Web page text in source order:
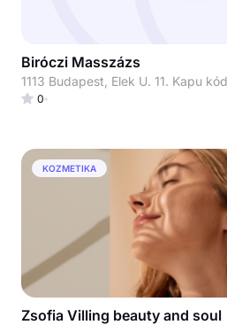
Biróczi Masszázs
1113 Budapest, Elek U. 11. Kapu
0
KOZMETIKA
Zsofia Villing beauty and soul